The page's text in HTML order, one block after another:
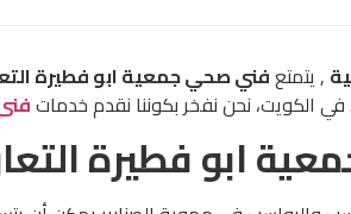
, يتمتعفني صحي جمعية ابو فطيرة
. في الكويت، نحن نفخر بكوننا نقدم خدمات
ابو فطيرة